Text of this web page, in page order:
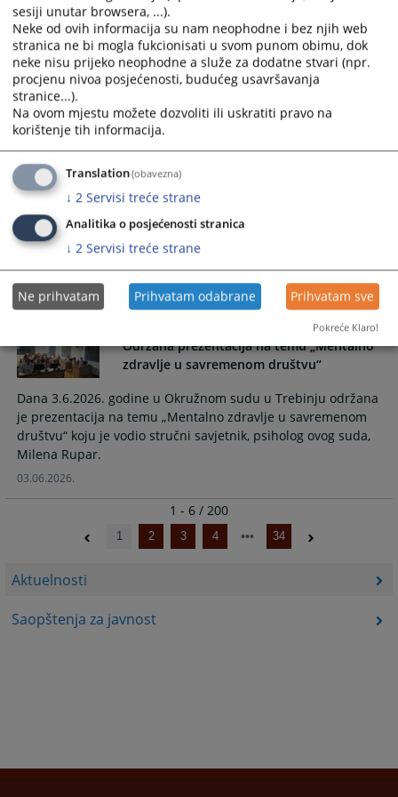
Aktuelnosti
Saopštenja za javnost
Trebinju...
06.07.2026.
Javni konkurs
Javni konkurs za prijem sudijskog pripravnika u Okružnom
24.06.2026.
10.06.2026.
Održana prezentacija na temu „Mentalno
zdravlje u savremenom društvu“
Dana 3.6.2026. godine u Okružnom sudu u Trebinju održana
je prezentacija na temu „Mentalno zdravlje u savremenom
društvu“ koju je vodio stručni savjetnik, psiholog ovog suda,
Milena Rupar.
03.06.2026.
1 - 6 / 200
1 2 3 4 34
sesiji unutar browsera, ...).
Neke od ovih informacija su nam neophodne i bez njih web
stranica ne bi mogla fukcionisati u svom punom obimu, dok
neke nisu prijeko neophodne a služe za dodatne stvari (npr.
procjenu nivoa posjećenosti, budućeg usavršavanja
stranice...).
Na ovom mjestu možete dozvoliti ili uskratiti pravo na
korištenje tih informacija.
Translation(obavezna)
↓ 2 Servisi treće strane
Analitika o posjećenosti stranica
↓ 2 Servisi treće strane
Ne prihvatam Prihvatam odabrane Prihvatam sve
Pokreće Klaro!